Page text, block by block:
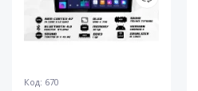
Код: 670